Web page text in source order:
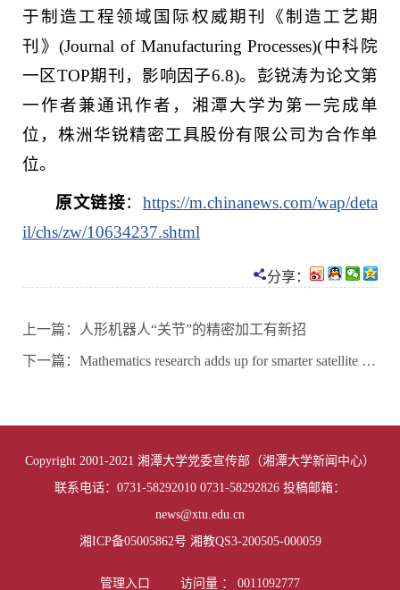
于制造工程领域国际权威期刊《制造工艺期
刊》(Journal of Manufacturing Processes)(中科院
一区TOP期刊，影响因子6.8)。彭锐涛为论文第
一作者兼通讯作者，湘潭大学为第一完成单
位，株洲华锐精密工具股份有限公司为合作单
位。
原文链接：https://m.chinanews.com/wap/deta
il/chs/zw/10634237.shtml
分享：
上一篇： 人形机器人“关节”的精密加工有新招
下一篇： Mathematics research adds up for smarter satellite calibration
Copyright 2001-2021 湘潭大学党委宣传部（湘潭大学新闻中心）
联系电话：0731-58292010 0731-58292826 投稿邮箱：
news@xtu.edu.cn
湘ICP备05005862号 湘教QS3-200505-000059
管理入口 访问量 ： 0011092777